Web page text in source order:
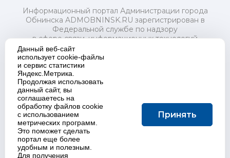
Информационный портал Администрации города
Обнинска ADMOBNINSK.RU зарегистрирован в
Федеральной службе по надзору
в сфере связи, информационных технологий
и массовых коммуникаций (Роскомнадзор) 24 июля
2018 года.
Свидетельство о регистрации Эл № ФС77-73321
Учредитель: Администрация (исполнительно-
распорядительный орган) городского округа "Город
Обнинск". Главный редактор: Байкова Е.А.
Адрес электронной почты Редакции:
redactor@admobninsk.ru
Телефон Редакции: +7 (484) 395-85-85
Настоящий ресурс содержит материалы 18+
Политика в отношении обработки персональных
Данный веб-сайт
использует cookie-файлы
и сервис статистики
Яндекс.Метрика.
Продолжая использовать
данный сайт, вы
соглашаетесь на
обработку файлов cookie
с использованием
метрических программ.
Это поможет сделать
портал еще более
удобным и полезным.
Для получения
Принять